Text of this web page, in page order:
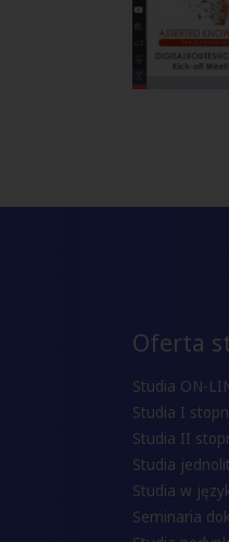
Oferta
Studia ON-
Studia I
Studia II
Studia
Studia w
Seminaria